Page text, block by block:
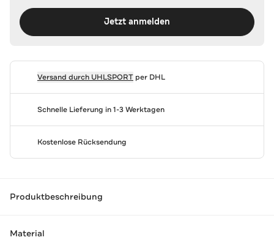
Jetzt anmelden
Versand durch UHLSPORTper DHL
Schnelle Lieferung in 1-3 Werktagen
Kostenlose Rücksendung
Produktbeschreibung
Material